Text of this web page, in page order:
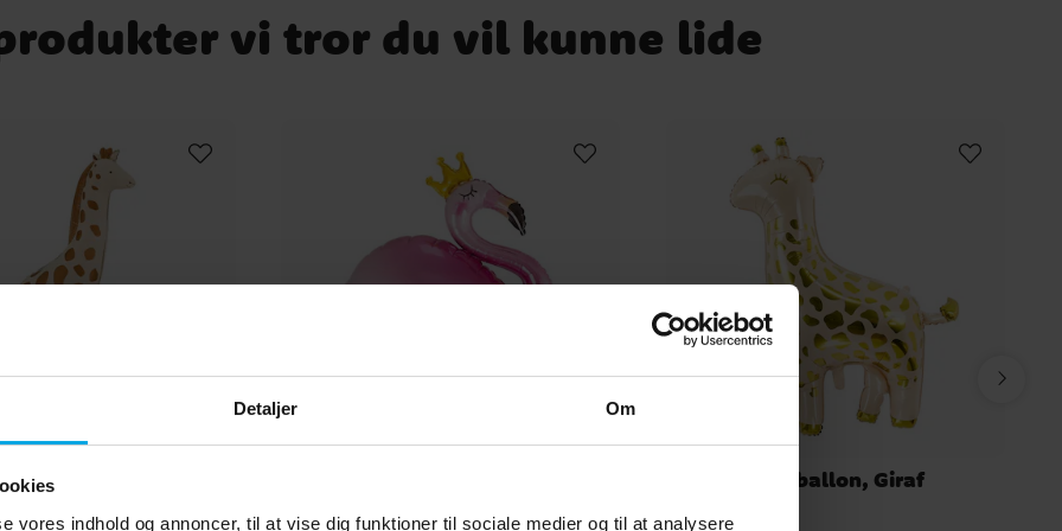
Detaljer Om
vores indhold og annoncer, til at vise dig funktioner til sociale medier og til at analysere
vi tror du vil kunne lide
Giraf 114 cm Folieballon, Giraf